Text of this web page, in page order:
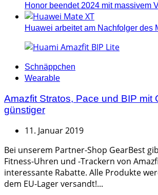
Honor beendet 2024 mit massivem
Huawei arbeitet am Nachfolger des
Categories
Schnäppchen
Wearable
Amazfit Stratos, Pace und BIP mit
günstiger
11. Januar 2019
Bei unserem Partner-Shop GearBest
Fitness-Uhren und -Trackern von
interessante Rabatte. Alle Produkte
dem EU-Lager versandt!...